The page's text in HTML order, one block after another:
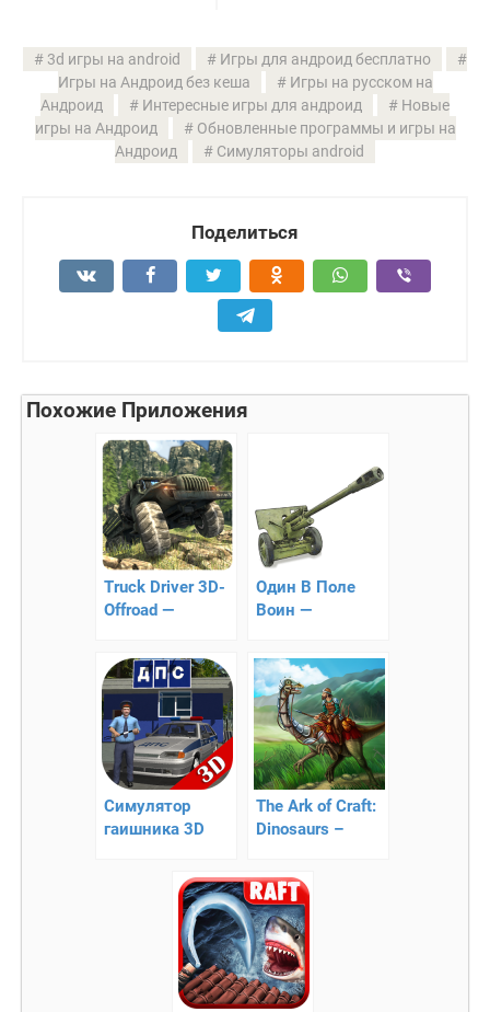
3d игры на android
Игры для андроид бесплатно
Игры на Андроид без кеша
Игры на русском на
Андроид
Интересные игры для андроид
Новые
игры на Андроид
Обновленные программы и игры на
Андроид
Симуляторы android
Поделиться
Похожие Приложения
Truck Driver 3D-
Offroad —
внедорожного
вождения
Один В Поле
Воин —
пушки
Симулятор
гаишника 3D
The Ark of Craft:
Dinosaurs –
острове